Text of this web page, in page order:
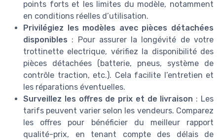
points forts et les limites du modèle, notamment
en conditions réelles d’utilisation.
Privilégiez les modèles avec pièces détachées
disponibles : Pour assurer la longévité de votre
trottinette electrique, vérifiez la disponibilité des
pièces détachées (batterie, pneus, système de
contrôle traction, etc.). Cela facilite l’entretien et
les réparations éventuelles.
Surveillez les offres de prix et de livraison : Les
tarifs peuvent varier selon les vendeurs. Comparez
les offres pour bénéficier du meilleur rapport
qualité-prix, en tenant compte des délais de